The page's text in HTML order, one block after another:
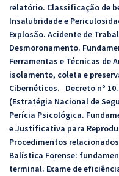
relatório. Classificação de
Insalubridade e
Explosão. Acidente de
Desmoronamento.
Ferramentas e Técnicas de
isolamento, coleta e
Cibernéticos. Decreto nº
(Estratégia Nacional de
Perícia Psicológica.
e Justificativa para
Procedimentos
Balística Forense:
terminal. Exame de